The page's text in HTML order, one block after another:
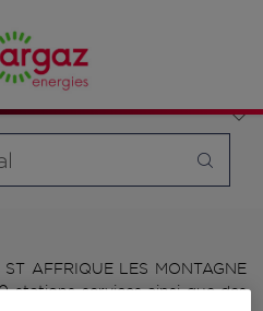
de point de vente (revendeur /
de gaz ou station GPL
AFFRIQUE LES MONTAGNE
stations-services ainsi que des